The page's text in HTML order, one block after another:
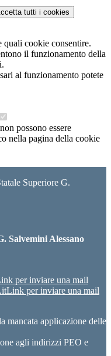
tutti i cookies
quali cookie consentire.
il funzionamento della
al funzionamento potete
possono essere
nella pagina della cookie
Superiore G.
Salvemini Alessano
per inviare una mail
Link per inviare una mail
mancata applicazione delle
agli indirizzi PEO e